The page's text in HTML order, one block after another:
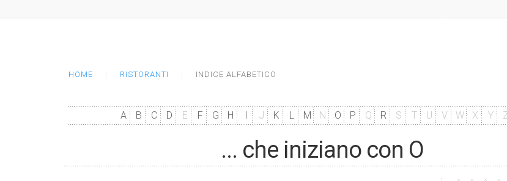
HOME RISTORANTI INDICE ALFABETICO
A B C D E F G H I J K L M N O P Q R S T U V W X Y
... che iniziano con O